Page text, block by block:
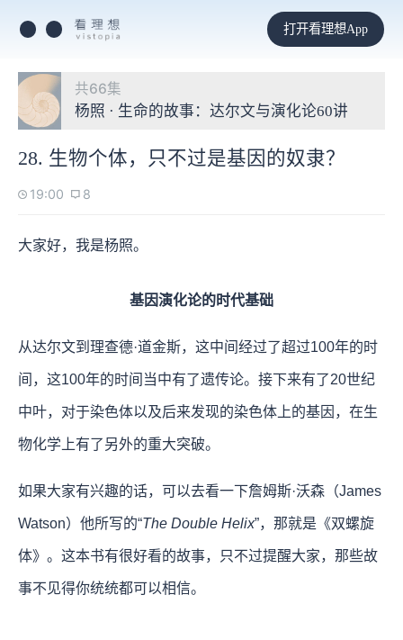
打开看理想App
共66集
杨照 · 生命的故事：达尔文与演化论60讲
28. 生物个体，只不过是基因的奴隶？
19:00 8
大家好，我是杨照。
基因演化论的时代基础
从达尔文到理查德·道金斯，这中间经过了超过100年的时
间，这100年的时间当中有了遗传论。接下来有了20世纪
中叶，对于染色体以及后来发现的染色体上的基因，在生
物化学上有了另外的重大突破。
如果大家有兴趣的话，可以去看一下詹姆斯·沃森（James
Watson）他所写的“The Double Helix”，那就是《双螺旋
体》。这本书有很好看的故事，只不过提醒大家，那些故
事不见得你统统都可以相信。